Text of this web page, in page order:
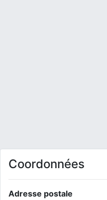
Coordonnées
Adresse postale